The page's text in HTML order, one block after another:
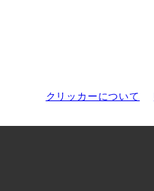
クリッカーについて